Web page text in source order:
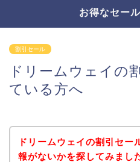
お得なセー
割引セール
ドリームウェイの
ている方へ
ドリームウェイの割引セー
報がないかを探してみまし